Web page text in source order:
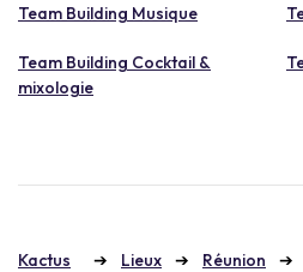
Team Building Musique
Team Building Cocktail &
mixologie
Kactus Lieux Réunion